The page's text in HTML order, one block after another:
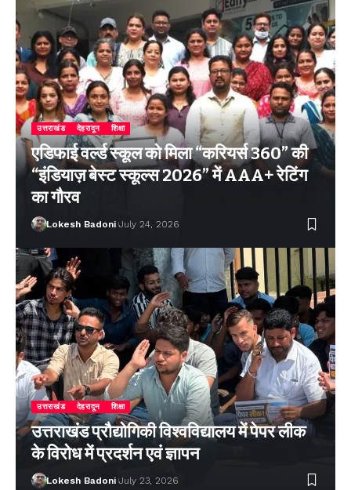
उत्तराखंड देहरादून शिक्षा
एडिफाई वर्ल्ड स्कूल को मिला “करियर्स 360” की
“इंडियाज़ बेस्ट स्कूल्स 2026” में AAA+ रेटिंग
का गौरव
Lokesh Badoni July 24, 2026
उत्तराखंड देहरादून शिक्षा
उत्तराखंड प्रौद्योगिकी विश्वविद्यालय में पेपर लीक
के विरोध में प्रदर्शन एवं ज्ञापन
Lokesh Badoni July 23, 2026